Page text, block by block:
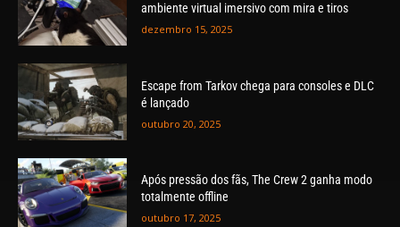
ambiente virtual imersivo com mira e tiros
dezembro 15, 2025
Escape from Tarkov chega para consoles e DLC
é lançado
outubro 20, 2025
Após pressão dos fãs, The Crew 2 ganha modo
totalmente offline
outubro 17, 2025